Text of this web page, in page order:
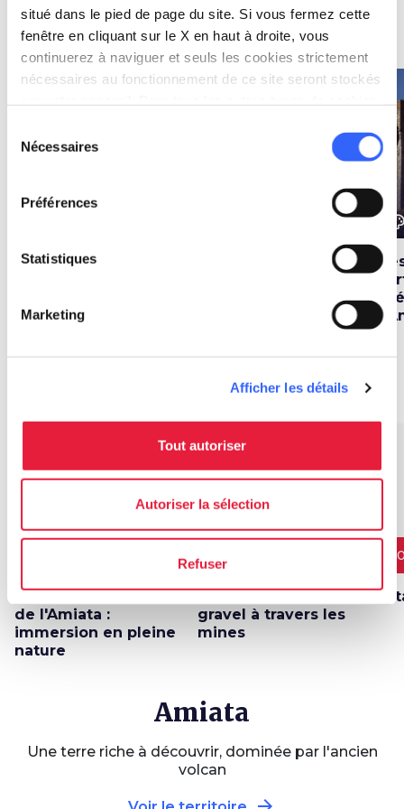
situé dans le pied de page du site. Si vous fermez cette
fenêtre en cliquant sur le X en haut à droite, vous
continuerez à naviguer et seuls les cookies strictement
nécessaires au fonctionnement de ce site seront stockés
Nécessaires
Préférences
Statistiques
Marketing
Afficher les détails
Tout autoriser
Autoriser la sélection
Refuser
Idées map Voir sur la carte
Chevaux, jockeys et
Quatre réserves de
map Voir sur la carte
À travers les forêts
de l'Amiata :
immersion en pleine
nature
favorite_border
Itinéraire à vélo
gravel à travers les
mines
Amiata
Une terre riche à découvrir, dominée par l'ancien
volcan